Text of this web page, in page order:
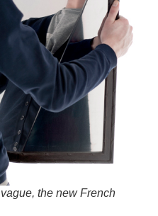
the new French